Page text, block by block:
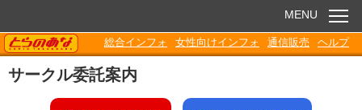
お知らせ
MENU
TORANOANA
総合インフォ 女性向けインフォ 通信販売 ヘルプ
サークル委託案内